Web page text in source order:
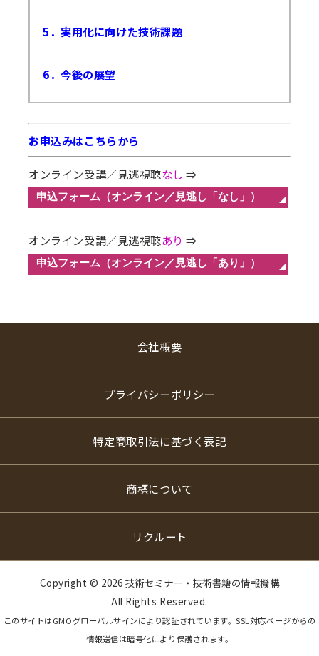
5．実用化に向けた技術課題
6．今後の展望
お申込みはこちらから
オンライン受講／見逃視聴なし ⇒
オンライン受講／見逃視聴あり ⇒
会社概要
プライバシーポリシー
特定商取引法に基づく表記
商標について
リクルート
Copyright © 2026 技術セミナー・技術書籍の情報機構
All Rights Reserved.
このサイトはGMOグローバルサインにより認証されています。SSL対応ページからの
情報送信は暗号化により保護されます。